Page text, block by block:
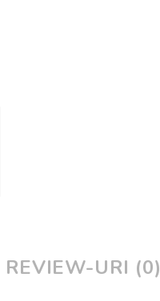
REVIEW-URI (0)